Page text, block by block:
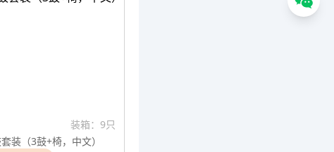
装箱：9只
装（3鼓+椅，中文）